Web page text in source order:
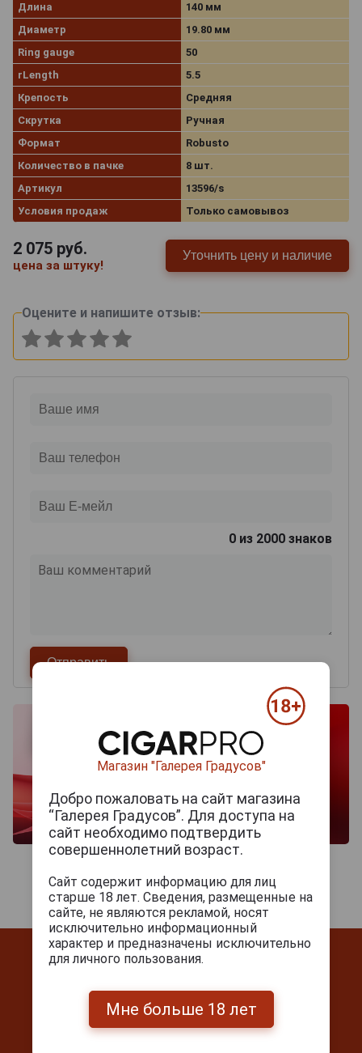
Длина
140 мм
Диаметр
19.80 мм
Ring gauge
50
rLength
5.5
Крепость
Средняя
Скрутка
Ручная
Формат
Robusto
Количество в пачке
8 шт.
Артикул
13596/s
Условия продаж
Только самовывоз
2 075 руб.
цена за штуку!
Уточнить цену и наличие
Оцените и напишите отзыв:
0 из 2000 знаков
Контакты
Магазин "Галерея Градусов"
Добро пожаловать на сайт магазина
“Галерея Градусов”. Для доступа на
сайт необходимо подтвердить
совершеннолетний возраст.
Сайт содержит информацию для лиц
старше 18 лет. Сведения, размещенные на
сайте, не являются рекламой, носят
исключительно информационный
характер и предназначены исключительно
для личного пользования.
Мне больше 18 лет